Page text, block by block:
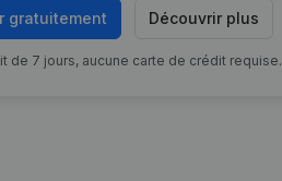
gratuitement Découvrir plus
de 7 jours, aucune carte de crédit requise.